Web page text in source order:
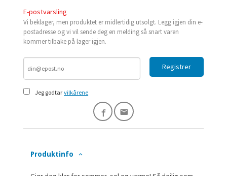
E-postvarsling
Vi beklager, men produktet er midlertidig utsolgt. Legg igjen din e-
postadresse og vi vil sende deg en melding så snart varen
kommer tilbake på lager igjen.
Jeg godtar vilkårene
Registrer
Produktinfo